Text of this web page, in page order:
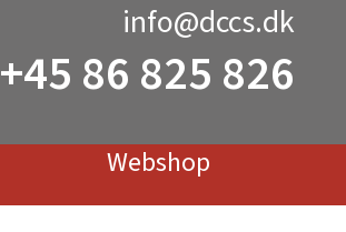
info@dccs.dk
+45 86 825 826
Webshop